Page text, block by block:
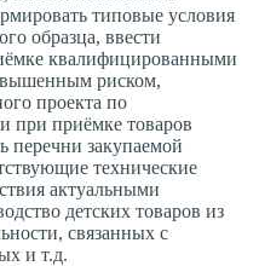
типовые условия
образца, ввести
квалифицированными
риском,
проекта по
при приёмке товаров
перечни закупаемой
технические
актуальными
детских товаров из
связанных с
и т.д.